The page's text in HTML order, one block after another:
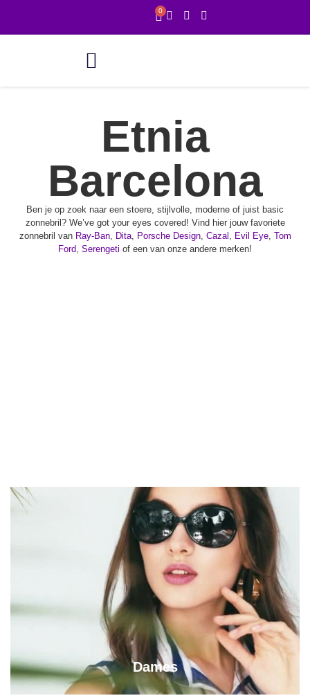
0
Etnia
Barcelona
Ben je op zoek naar een stoere, stijlvolle, moderne of juist basic
zonnebril? We’ve got your eyes covered! Vind hier jouw favoriete
zonnebril van Ray-Ban, Dita, Porsche Design, Cazal , Evil Eye, Tom
Ford, Serengeti of een van onze andere merken!
Dames